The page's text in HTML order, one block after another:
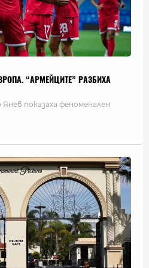
“АРМЕЙЦИТЕ” РАЗБИХА
показаха феноменален